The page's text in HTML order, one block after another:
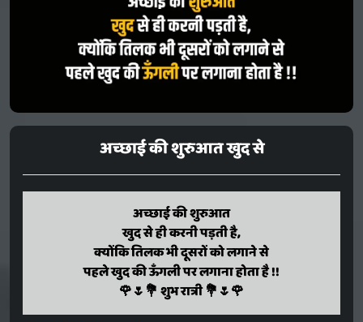
अच्छाई की शुरुआत खुद से
अच्छाई की शुरुआत
खुद से ही करनी पड़ती है,
क्योंकि तिलक भी दूसरों को लगाने से
पहले खुद की ऊँगली पर लगाना होता है !!
🌹🌷💐 शुभ रात्री 💐🌷🌹
achchhai ki shuruaat
khud se hi karani padati hai,
kyonki tilak bhi dusaron ko lagaane se
pahale khud ki ungali par lagaana hota hai !!
🌹🌷💐 shubh raatri 💐🌷🌹